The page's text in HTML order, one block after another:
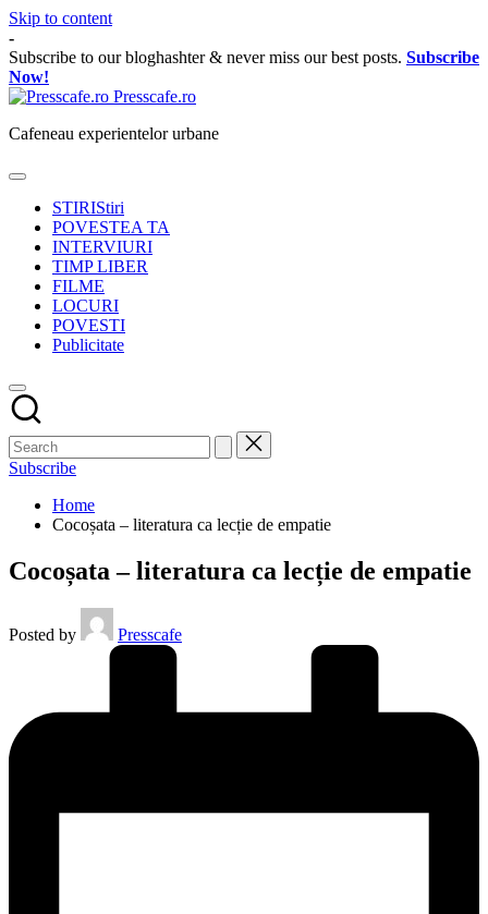
Skip to content
-
Subscribe to our bloghashter & never miss our best posts. Subscribe
Now!
Presscafe.ro
Cafeneau experientelor urbane
STIRIStiri
POVESTEA TA
INTERVIURI
TIMP LIBER
FILME
LOCURI
POVESTI
Publicitate
Subscribe
Home
Cocoșata – literatura ca lecție de empatie
Cocoșata – literatura ca lecție de empatie
Posted by Presscafe